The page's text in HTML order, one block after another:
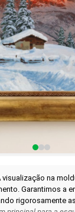
Nosso acervo
artes reais
. Produção artesanal
e impressão
DE MUSEU
apresentadas
sua apreciação.
visualização na
Garantimos a
rigorosamente